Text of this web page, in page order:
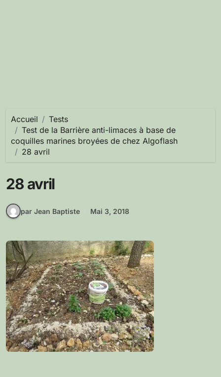
Accueil
Tests
Test de la Barrière anti-limaces à base de
coquilles marines broyées de chez Algoflash
28 avril
28 avril
par Jean Baptiste Mai 3, 2018